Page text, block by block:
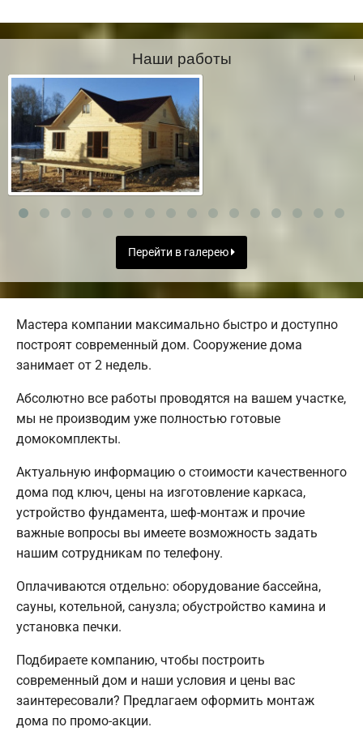
Наши работы
Перейти в галерею
Мастера компании максимально быстро и доступно
построят современный дом. Сооружение дома
занимает от 2 недель.
Абсолютно все работы проводятся на вашем участке,
мы не производим уже полностью готовые
домокомплекты.
Актуальную информацию о стоимости качественного
дома под ключ, цены на изготовление каркаса,
устройство фундамента, шеф-монтаж и прочие
важные вопросы вы имеете возможность задать
нашим сотрудникам по телефону.
Оплачиваются отдельно: оборудование бассейна,
сауны, котельной, санузла; обустройство камина и
установка печки.
Подбираете компанию, чтобы построить
современный дом и наши условия и цены вас
заинтересовали? Предлагаем оформить монтаж
дома по промо-акции.